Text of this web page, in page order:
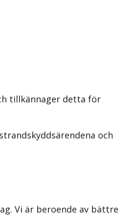
tillkännager detta för
och
Vi är beroende av bättre